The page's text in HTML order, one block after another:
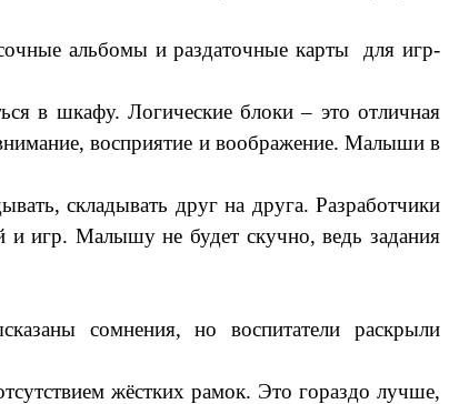
альбомы и раздаточные карты для игр-
в шкафу. Логические блоки – это отличная
восприятие и воображение. Малыши в
складывать друг на друга. Разработчики
и игр. Малышу не будет скучно, ведь задания
сомнения, но воспитатели раскрыли
жёстких рамок. Это гораздо лучше,